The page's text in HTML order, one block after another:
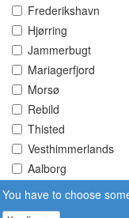
Frederikshavn
Hjørring
Jammerbugt
Mariagerfjord
Morsø
Rebild
Thisted
Vesthimmerlands
Aalborg
You have to choose